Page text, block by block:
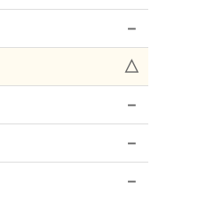
－
△
－
－
－